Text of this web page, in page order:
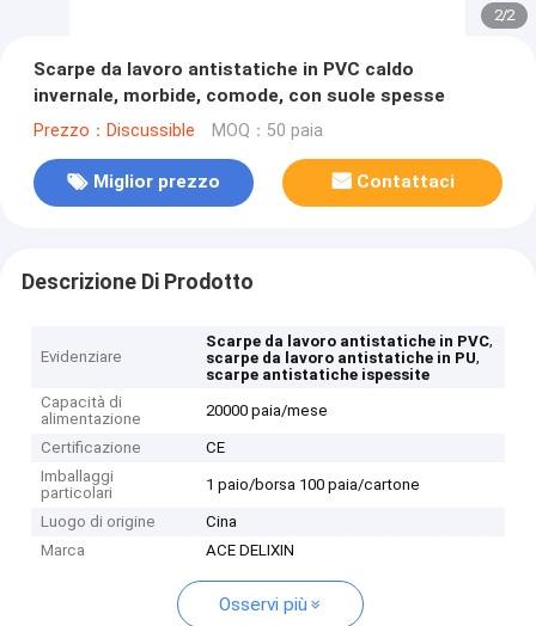
2/2
Scarpe da lavoro antistatiche in PVC caldo
invernale, morbide, comode, con suole spesse
Prezzo：Discussible MOQ：50 paia
Miglior prezzo Contattaci
Descrizione Di Prodotto
Evidenziare
Scarpe da lavoro antistatiche in PVC,
scarpe da lavoro antistatiche in PU,
scarpe antistatiche ispessite
Capacità di
alimentazione
20000 paia/mese
Certificazione
CE
Imballaggi
particolari
1 paio/borsa 100 paia/cartone
Luogo di origine
Cina
Marca
ACE DELIXIN
Osservi più